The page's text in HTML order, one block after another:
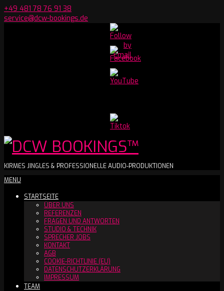
Skip
to
+49 481 78 76 91 38
service@dcw-bookings.de
Youtube
Channel
DCW
BOOKINGS™
KIRMES JINGLES & PROFESSIONELLE AUDIO-PRODUKTIONEN
Secondary
Menu
MENU
STARTSEITE
ÜBER UNS
REFERENZEN
FRAGEN UND ANTWORTEN
STUDIO & TECHNIK
SPRECHER JOBS
KONTAKT
AGB
COOKIE-RICHTLINIE (EU)
DATENSCHUTZERKLÄRUNG
IMPRESSUM
TEAM